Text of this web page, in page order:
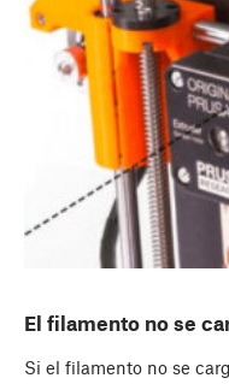
El filamento no se
Si el filamento no se